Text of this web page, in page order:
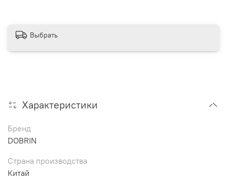
Выбрать
Характеристики
Бренд
DOBRIN
Страна производства
Китай